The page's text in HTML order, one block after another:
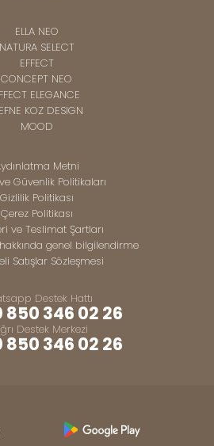
ELLA NEO
NATURA SELECT
EFFECT
CONCEPT NEO
ELEGANCE
KOZ DESIGN
MOOD
Metni
Güvenlik Politikaları
Gizlilik Politikası
Çerez Politikası
ve Teslimat Şartları
genel bilgilendirme
Satışlar Sözleşmesi
Destek Hattı
850 346 02 26
Destek Merkezi
850 346 02 26